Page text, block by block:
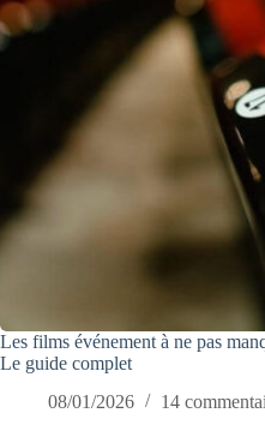
Les films événement à ne pas
Le guide complet
08/01/2026
14